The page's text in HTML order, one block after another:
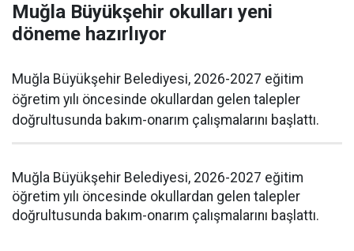
Muğla Büyükşehir okulları yeni
döneme hazırlıyor
Muğla Büyükşehir Belediyesi, 2026-2027 eğitim
öğretim yılı öncesinde okullardan gelen talepler
doğrultusunda bakım-onarım çalışmalarını başlattı.
Muğla Büyükşehir Belediyesi, 2026-2027 eğitim
öğretim yılı öncesinde okullardan gelen talepler
doğrultusunda bakım-onarım çalışmalarını başlattı.